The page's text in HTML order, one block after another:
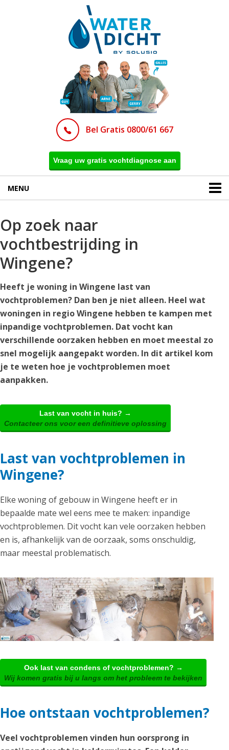
Bel Gratis 0800/61 667
Vraag uw gratis vochtdiagnose aan
MENU
Op zoek naar
vochtbestrijding in
Wingene?
Heeft je woning in Wingene last van
vochtproblemen? Dan ben je niet alleen. Heel wat
woningen in regio Wingene hebben te kampen met
inpandige vochtproblemen. Dat vocht kan
verschillende oorzaken hebben en moet meestal zo
snel mogelijk aangepakt worden. In dit artikel kom
je te weten hoe je vochtproblemen moet
aanpakken.
Last van vocht in huis? →
Contacteer ons voor een definitieve oplossing
Last van vochtproblemen in
Wingene?
Elke woning of gebouw in Wingene heeft er in
bepaalde mate wel eens mee te maken: inpandige
vochtproblemen. Dit vocht kan vele oorzaken hebben
en is, afhankelijk van de oorzaak, soms onschuldig,
maar meestal problematisch.
Ook last van condens of vochtproblemen? →
Wij komen gratis bij u langs om het probleem te bekijken
Hoe ontstaan vochtproblemen?
Veel vochtproblemen vinden hun oorsprong in